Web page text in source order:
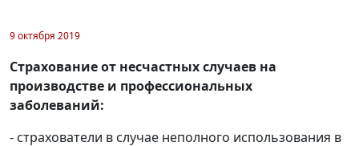
9 октября 2019
Страхование от несчастных случаев на
производстве и профессиональных
заболеваний:
- страхователи в случае неполного использования в